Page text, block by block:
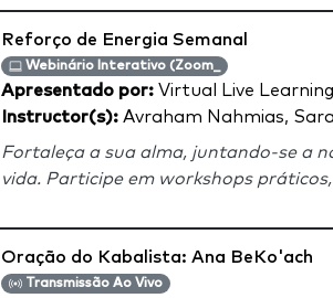
Reforço de Energia Semanal
Webinário Interativo (Zoom_
Apresentado por: Virtual Live
Instructor(s): Avraham Nahmias,
Fortaleça a sua alma, juntando-se a
vida. Participe em workshops
Oração do Kabalista: Ana BeKo'ach
Transmissão Ao Vivo